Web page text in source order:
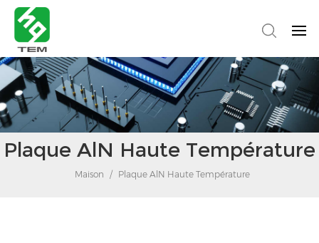
Plaque AlN Haute Température
Maison / Plaque AlN Haute Température